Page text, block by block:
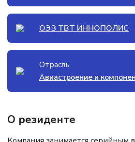
ОЭЗ ТВТ ИННОПОЛИС
Отрасль
Авиастроение и
О резиденте